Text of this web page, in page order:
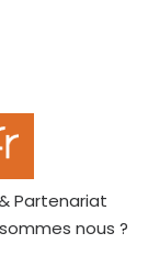
Partenariat
nous ?